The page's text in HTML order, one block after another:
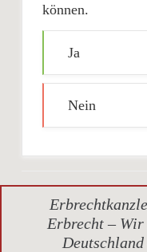
können.
Ja
Nein
Erbrecht –
Deutschland